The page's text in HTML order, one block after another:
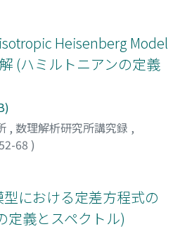
Heisenberg Model
(ハミルトニアンの定義
, 数理解析研究所講究録 ,
68 )
における定差方程式の
定義とスペクトル)